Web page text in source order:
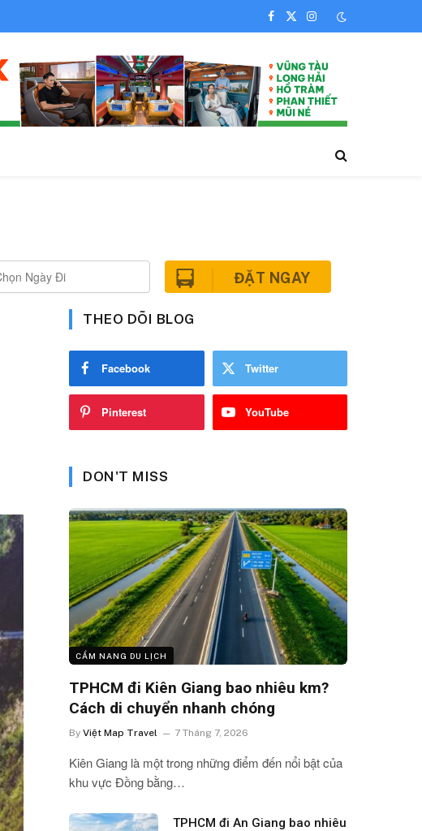
Facebook
X
Instagram
ĐẶT NGAY
THEO DÕI BLOG
Facebook Twitter
Pinterest YouTube
DON'T MISS
CẨM NANG DU LỊCH
TPHCM đi Kiên Giang bao nhiêu km?
Cách di chuyển nhanh chóng
By Việt Map Travel 7 Tháng 7, 2026
Kiên Giang là một trong những điểm đến nổi bật của
khu vực Đồng bằng…
TPHCM đi An Giang bao nhiêu